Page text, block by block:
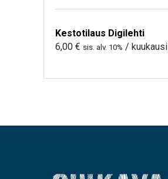
Kestotilaus Digilehti
6,00 € sis. alv. 10% / kuukausi